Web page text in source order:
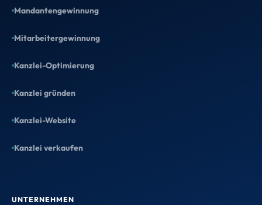
Mandantengewinnung
Mitarbeitergewinnung
Kanzlei-Optimierung
Kanzlei gründen
Kanzlei-Website
Kanzlei verkaufen
UNTERNEHMEN